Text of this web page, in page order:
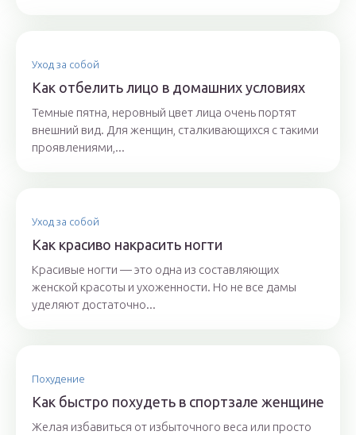
Уход за собой
Как отбелить лицо в домашних условиях
Темные пятна, неровный цвет лица очень портят
внешний вид. Для женщин, сталкивающихся с такими
проявлениями,...
Уход за собой
Как красиво накрасить ногти
Красивые ногти — это одна из составляющих
женской красоты и ухоженности. Но не все дамы
уделяют достаточно...
Похудение
Как быстро похудеть в спортзале женщине
Желая избавиться от избыточного веса или просто